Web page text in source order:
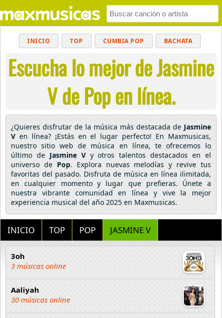
INICIO TOP CUMBIA POP BACHATA
MUSICA CRISTIANA REGGAETON
BALADAS ALTERNATIVO ELECTRÓNICA
CUMBIAS
Escucha lo mejor de Jasmine
V de Pop en línea.
¿Quieres disfrutar de la música más destacada de Jasmine
V en línea? ¡Estás en el lugar perfecto! En Maxmusicas,
nuestro sitio web de música en línea, te ofrecemos lo
último de Jasmine Vy otros talentos destacados en el
universo de Pop. Explora nuevas melodías y revive tus
favoritas del pasado. Disfruta de música en línea ilimitada,
en cualquier momento y lugar que prefieras. Únete a
nuestra vibrante comunidad en línea y vive la mejor
experiencia musical del año 2025 en Maxmusicas.
INICIO TOP POP JASMINE V
3oh
3 músicas online
Aaliyah
30 músicas online